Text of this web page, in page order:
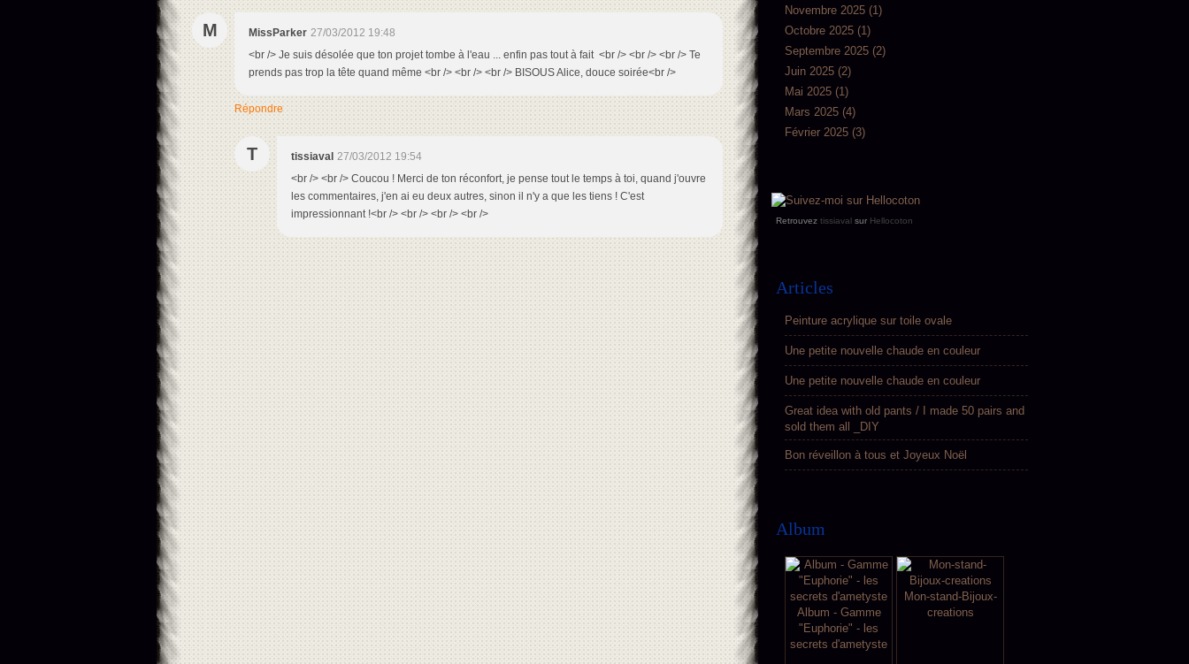
M MissParker 27/03/2012 19:48
<br /> Je suis désolée que ton projet tombe à l'eau ... enfin pas tout à fait <br /> <br /> <br /> Te
prends pas trop la tête quand même <br /> <br /> <br /> BISOUS Alice, douce soirée<br />
Répondre
T tissiaval 27/03/2012 19:54
<br /> <br /> Coucou ! Merci de ton réconfort, je pense tout le temps à toi, quand j'ouvre
les commentaires, j'en ai eu deux autres, sinon il n'y a que les tiens ! C'est
impressionnant !<br /> <br /> <br /> <br />
Novembre 2025 (1)
Octobre 2025 (1)
Septembre 2025 (2)
Juin 2025 (2)
Mai 2025 (1)
Mars 2025 (4)
Février 2025 (3)
Retrouvez tissiaval sur Hellocoton
Articles
Peinture acrylique sur toile ovale
Une petite nouvelle chaude en couleur
Une petite nouvelle chaude en couleur
Great idea with old pants / I made 50 pairs and
sold them all _DIY
Bon réveillon à tous et Joyeux Noël
Album
Album - Gamme
"Euphorie" - les
secrets d'ametyste
Mon-stand-Bijoux-
creations